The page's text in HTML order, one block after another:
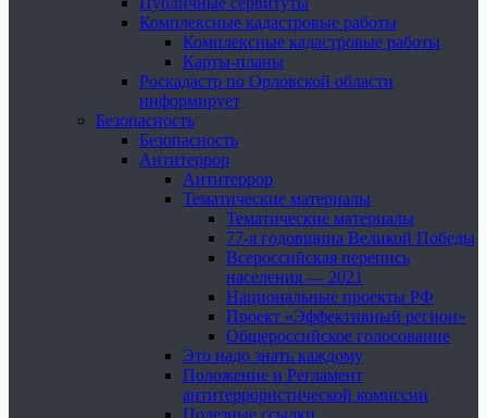
Комплексные кадастровые работы
Комплексные кадастровые работы
Карты-планы
Роскадастр по Орловской области
информирует
Безопасность
Безопасность
Антитеррор
Антитеррор
Тематические материалы
Тематические материалы
77-я годовщина Великой Победы
Всероссийская перепись
населения — 2021
Национальные проекты РФ
Проект «Эффективный регион»
Общероссийское голосование
Это надо знать каждому
Положение и Регламент
антитеррористической комиссии
Полезные ссылки